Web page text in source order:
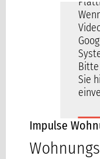
Sie
Impulse